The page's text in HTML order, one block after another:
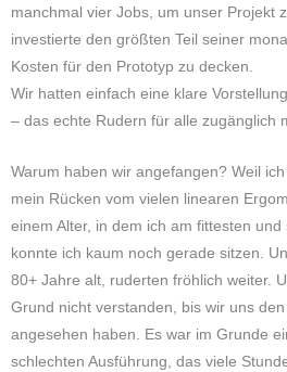
manchmal vier Jobs, um unser Projekt
investierte den größten Teil seiner
Kosten für den Prototyp zu decken.
Wir hatten einfach eine klare
– das echte Rudern für alle zugänglich
Warum haben wir angefangen? Weil
mein Rücken vom vielen linearen
einem Alter, in dem ich am fittesten und
konnte ich kaum noch gerade sitzen.
80+ Jahre alt, ruderten fröhlich weiter.
Grund nicht verstanden, bis wir uns
angesehen haben. Es war im Grunde
schlechten Ausführung, das viele